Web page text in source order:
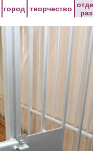
город творчество